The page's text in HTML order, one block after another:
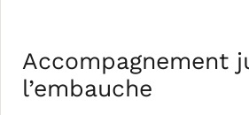
Accompagnement
l’embauche